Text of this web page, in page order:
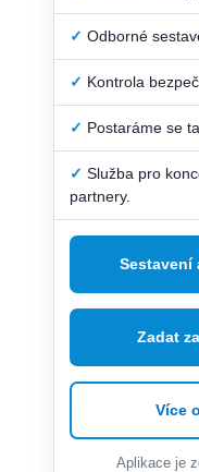
✓ Odborné
✓ Kontrola
✓ Postaráme se
✓ Služba pro
partnery.
Sestavení
Zadat
Více
Aplikace je